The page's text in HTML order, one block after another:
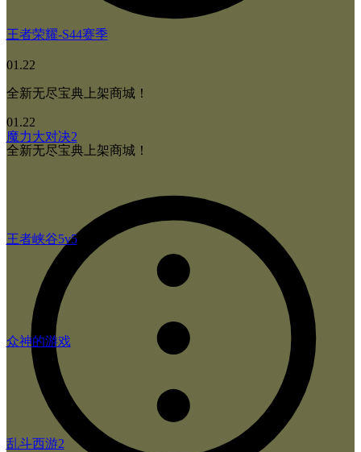
01.22
全新无尽宝典上架商城！
01.22
全新无尽宝典上架商城！
王者荣耀-S44赛季
魔力大对决2
王者峡谷5v5
众神的游戏
乱斗西游2